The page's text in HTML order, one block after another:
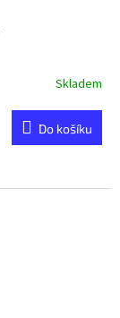
Skladem
Do košíku